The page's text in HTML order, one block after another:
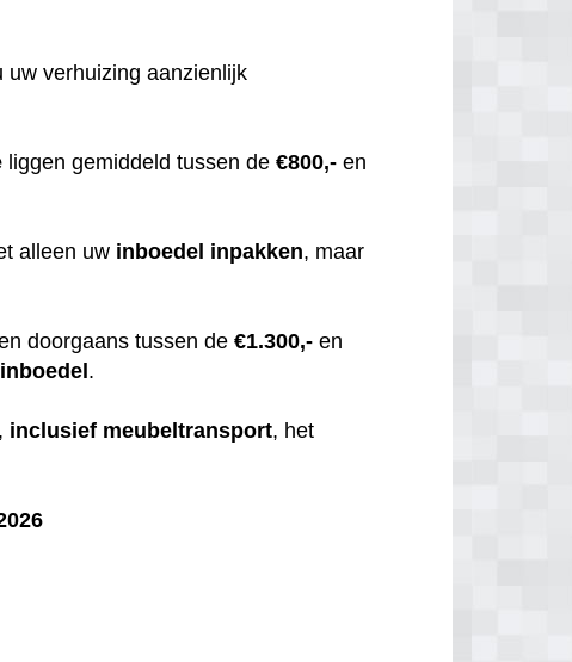
uw verhuizing aanzienlijk
liggen gemiddeld tussen de€800,- en
alleen uw inboedel inpakken, maar
doorgaans tussen de€1.300,- en
inboedel .
inclusief meubeltransport, het